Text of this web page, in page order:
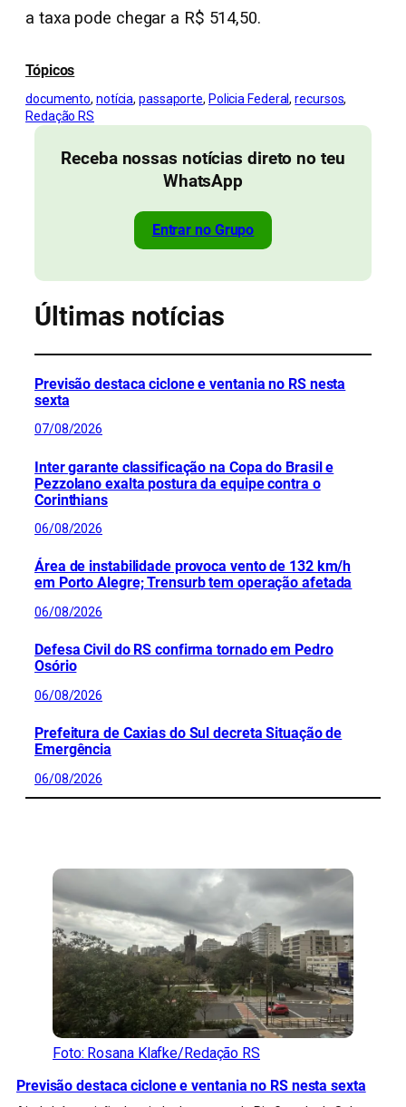
a taxa pode chegar a R$ 514,50.
Tópicos
documento, notícia, passaporte, Policia Federal, recursos
Redação RS
Receba nossas notícias direto no teu
WhatsApp
Entrar no Grupo
Últimas notícias
Previsão destaca ciclone e ventania no RS nesta
sexta
07/08/2026
Inter garante classificação na Copa do Brasil e
Pezzolano exalta postura da equipe contra o
Corinthians
06/08/2026
Área de instabilidade provoca vento de 132 km/h
em Porto Alegre; Trensurb tem operação afetada
06/08/2026
Defesa Civil do RS confirma tornado em Pedro
Osório
06/08/2026
Prefeitura de Caxias do Sul decreta Situação de
Emergência
06/08/2026
Foto: Rosana Klafke/Redação RS
Previsão destaca ciclone e ventania no RS nesta sexta